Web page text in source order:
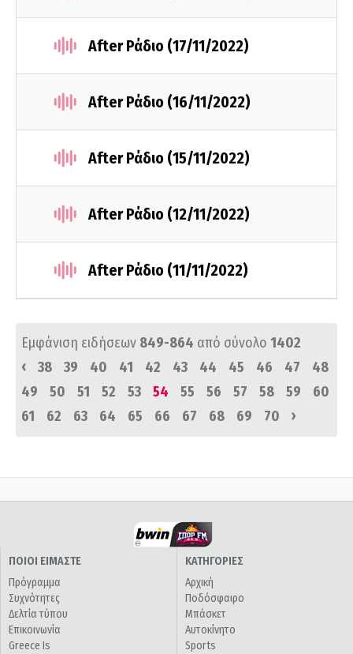
After Ράδιο (17/11/2022)
After Ράδιο (16/11/2022)
After Ράδιο (15/11/2022)
After Ράδιο (12/11/2022)
After Ράδιο (11/11/2022)
Εμφάνιση ειδήσεων 849-864 από σύνολο 1402
‹
38 39 40 41 42 43 44 45 46 47
48
49
50 51 52 53 54 55 56 57 58 59
60
61
62 63 64 65 66 67 68 69 70 ›
ΠΟΙΟΙ ΕΙΜΑΣΤΕ
Πρόγραμμα
Συχνότητες
Δελτία τύπου
Επικοινωνία
Greece Is
ΚΑΤΗΓΟΡΙΕΣ
Αρχική
Ποδόσφαιρο
Μπάσκετ
Αυτοκίνητο
Sports